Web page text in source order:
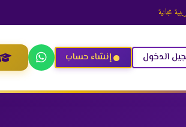
مجانية
الدخول إنشاء حساب